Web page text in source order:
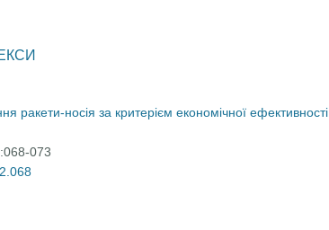
ракети-носія за критерієм економічної ефективності
073